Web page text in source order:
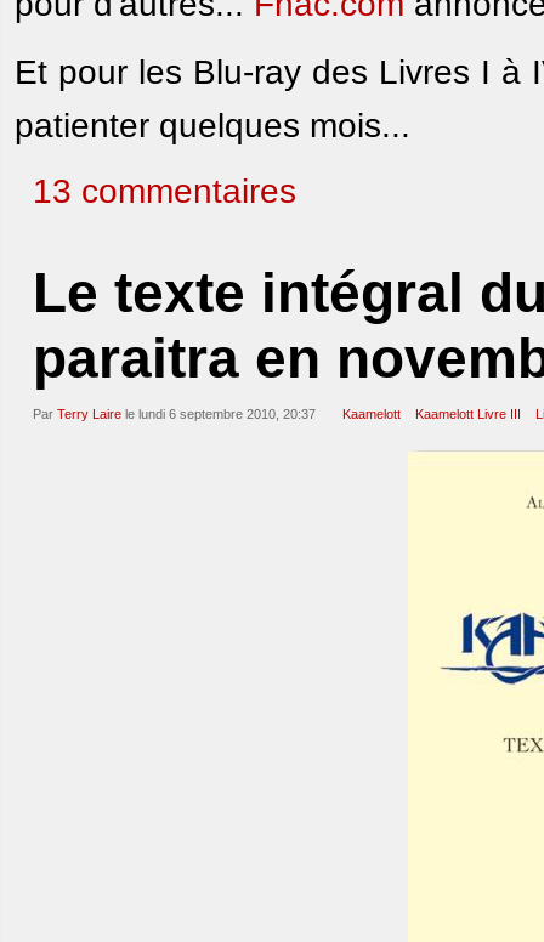
Et pour les Blu-ray des Livres I à
patienter quelques mois...
13 commentaires
Le texte intégral
paraitra en
Par Terry Laire le lundi 6 septembre 2010, 20:37 Kaamelott Kaamelott Livre III